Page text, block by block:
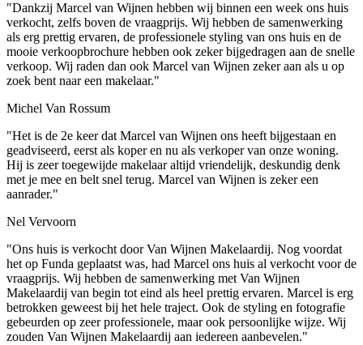
"Dankzij Marcel van Wijnen hebben wij binnen een week ons huis
verkocht, zelfs boven de vraagprijs. Wij hebben de samenwerking
als erg prettig ervaren, de professionele styling van ons huis en de
mooie verkoopbrochure hebben ook zeker bijgedragen aan de snelle
verkoop. Wij raden dan ook Marcel van Wijnen zeker aan als u op
zoek bent naar een makelaar."
Michel Van Rossum
"Het is de 2e keer dat Marcel van Wijnen ons heeft bijgestaan en
geadviseerd, eerst als koper en nu als verkoper van onze woning.
Hij is zeer toegewijde makelaar altijd vriendelijk, deskundig denk
met je mee en belt snel terug. Marcel van Wijnen is zeker een
aanrader."
Nel Vervoorn
"Ons huis is verkocht door Van Wijnen Makelaardij. Nog voordat
het op Funda geplaatst was, had Marcel ons huis al verkocht voor de
vraagprijs. Wij hebben de samenwerking met Van Wijnen
Makelaardij van begin tot eind als heel prettig ervaren. Marcel is erg
betrokken geweest bij het hele traject. Ook de styling en fotografie
gebeurden op zeer professionele, maar ook persoonlijke wijze. Wij
zouden Van Wijnen Makelaardij aan iedereen aanbevelen."